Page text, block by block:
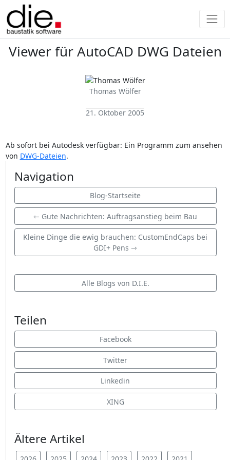
Viewer für AutoCAD DWG Dateien
Thomas Wölfer
21. Oktober 2005
Ab sofort bei Autodesk verfügbar: Ein Programm zum ansehen
von DWG-Dateien.
Navigation
Blog-Startseite
⇽ Gute Nachrichten: Auftragsanstieg beim Bau
Kleine Dinge die ewig brauchen: CustomEndCaps bei
GDI+ Pens ⇾
Alle Blogs von D.I.E.
Teilen
Facebook
Twitter
Linkedin
XING
Ältere Artikel